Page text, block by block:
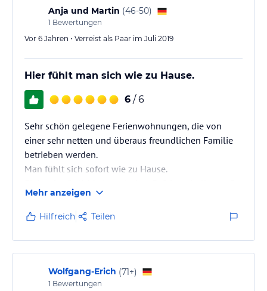
Anja und Martin (46-50)
1 Bewertungen
Vor 6 Jahren • Verreist als Paar im Juli 2019
Hier fühlt man sich wie zu Hause.
6 / 6
Sehr schön gelegene Ferienwohnungen, die von
einer sehr netten und überaus freundlichen Familie
betrieben werden.
Man fühlt sich sofort wie zu Hause.
Minuten erreichbar.
Die Wohnungen sind sehr gepflegt, sehr gut
ausgestattet und sehr sauber.
Traumhafte Lage und Umgebung.
Mehr anzeigen
Hilfreich Teilen
Wolfgang-Erich (71+)
1 Bewertungen